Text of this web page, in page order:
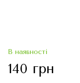
В наявності
140 грн